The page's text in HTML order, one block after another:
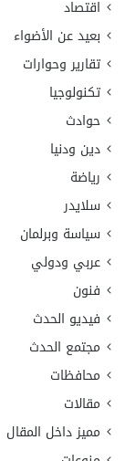
اقتصاد
بعيد عن الأضواء
تقارير وحوارات
تكنولوجيا
حوادث
دين ودنيا
رياضة
سلايدر
سياسة وبرلمان
عربي ودولي
فنون
فيديو الحدث
مجتمع الحدث
محافظات
مقالات
مميز داخل المقال